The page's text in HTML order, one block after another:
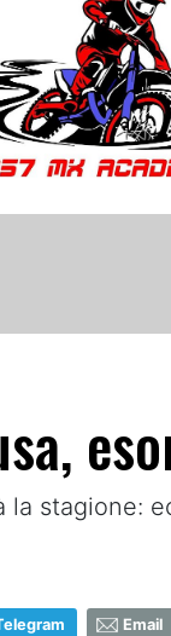
stagione:
Email